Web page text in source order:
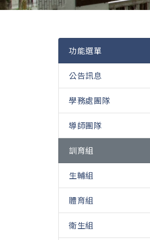
功能選單
公告訊息
學務處團隊
導師團隊
訓育組
生輔組
體育組
衛生組